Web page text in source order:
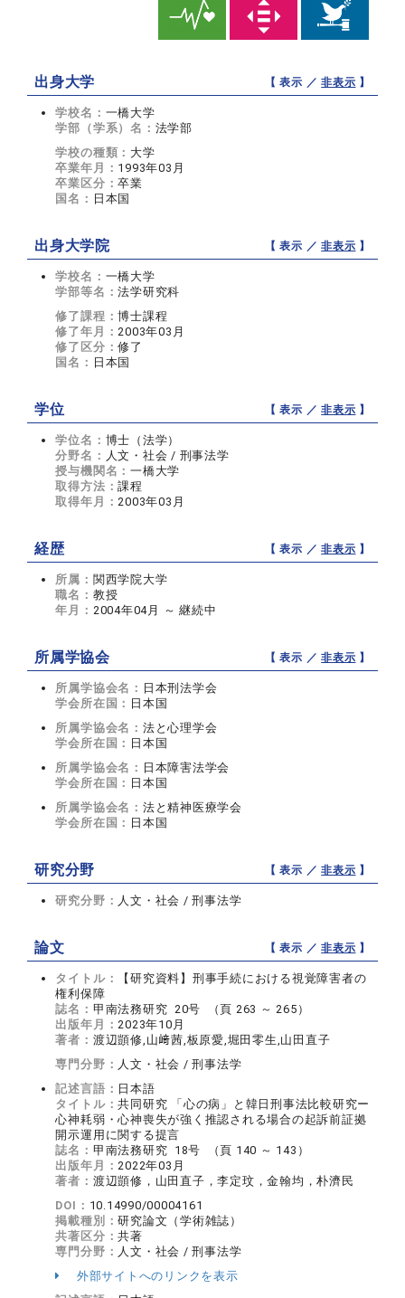
出身大学 【 表示 ／非表示 】
学校名： 一橋大学
学部（学系）名： 法学部
学校の種類： 大学
卒業年月： 1993年03月
卒業区分：卒業
国名： 日本国
出身大学院 【 表示 ／非表示 】
学校名： 一橋大学
学部等名：法学研究科
修了課程：博士課程
修了年月：2003年03月
修了区分：修了
国名： 日本国
学位 【 表示 ／非表示 】
学位名： 博士（法学）
分野名： 人文・社会 / 刑事法学
授与機関名：一橋大学
取得方法：課程
取得年月：2003年03月
経歴 【 表示 ／非表示 】
所属： 関西学院大学
職名： 教授
年月： 2004年04月 ～ 継続中
所属学協会 【 表示 ／非表示 】
所属学協会名： 日本刑法学会
学会所在国： 日本国
所属学協会名： 法と心理学会
学会所在国： 日本国
所属学協会名： 日本障害法学会
学会所在国： 日本国
所属学協会名： 法と精神医療学会
学会所在国： 日本国
研究分野 【 表示 ／非表示 】
研究分野： 人文・社会 / 刑事法学
論文 【 表示 ／非表示 】
タイトル：
【研究資料】刑事手続における視覚障害者の
権利保障
誌名： 甲南法務研究 20号 （頁 263 ～ 265）
出版年月：2023年10月
著者： 渡辺顗修,山﨑茜,板原愛,堀田零生,山田直子
専門分野： 人文・社会 / 刑事法学
記述言語： 日本語
タイトル：共同研究 「心の病」と韓日刑事法比較研究ー
心神耗弱・心神喪失が強く推認される場合の起訴前証拠
開示運用に関する提言
誌名： 甲南法務研究 18号 （頁 140 ～ 143）
出版年月：2022年03月
著者： 渡辺顗修，山田直子，李定玟，金翰均，朴濟民
DOI： 10.14990/00004161
掲載種別：研究論文（学術雑誌）
共著区分：共著
専門分野： 人文・社会 / 刑事法学
外部サイトへのリンクを表示